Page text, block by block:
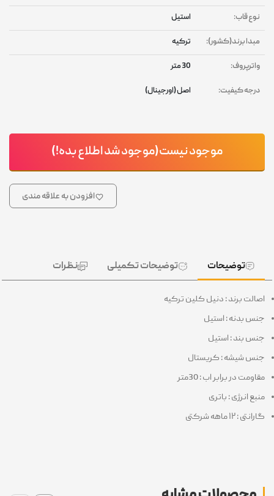
نوع قاب: استیل
مبدا برند(کشور): ترکیه
واترپروف: 30 متر
درجه کیفیت: اصل (اورجینال)
موجود نیست(موجود شد اطلاع بده!)
افزودن به علاقه مندی
توضیحات توضیحات تکمیلی نظرات
اصالت برند : دنیل کلین ترکیه
جنس بدنه : استیل
جنس بند : استیل
جنس شیشه : کریستال
مقاومت در برابر اب : 30متر
منبع انرژی : باتری
گارانتی : ۱۲ ماهه شرکتی